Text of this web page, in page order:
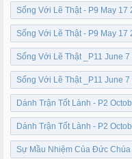
Sống Với Lẽ Thật - P9 May 17
Sống Với Lẽ Thật - P9 May 17
Sống Với Lẽ Thật _P11 June
Sống Với Lẽ Thật _P11 June
Dánh Trận Tốt Lành - P2
Dánh Trận Tốt Lành - P2
Sự Mầu Nhiệm Của Đức Chúa